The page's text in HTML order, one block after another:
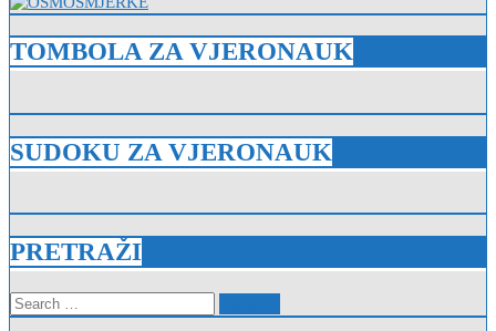
TOMBOLA ZA VJERONAUK
SUDOKU ZA VJERONAUK
PRETRAŽI
Search
for: